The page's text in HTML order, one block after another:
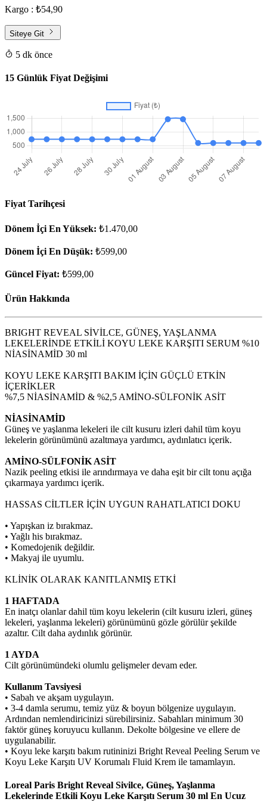
Kargo : ₺54,90
Siteye Git
5 dk önce
15 Günlük Fiyat Değişimi
Fiyat Tarihçesi
Dönem İçi En Yüksek: ₺1.470,00
Dönem İçi En Düşük: ₺599,00
Güncel Fiyat: ₺599,00
Ürün Hakkında
BRIGHT REVEAL SİVİLCE, GÜNEŞ, YAŞLANMA
LEKELERİNDE ETKİLİ KOYU LEKE KARŞITI SERUM %10
NİASİNAMİD 30 ml
KOYU LEKE KARŞITI BAKIM İÇİN GÜÇLÜ ETKİN
İÇERİKLER
%7,5 NİASİNAMİD & %2,5 AMİNO-SÜLFONİK ASİT
NİASİNAMİD
Güneş ve yaşlanma lekeleri ile cilt kusuru izleri dahil tüm koyu
lekelerin görünümünü azaltmaya yardımcı, aydınlatıcı içerik.
AMİNO-SÜLFONİK ASİT
Nazik peeling etkisi ile arındırmaya ve daha eşit bir cilt tonu açığa
çıkarmaya yardımcı içerik.
HASSAS CİLTLER İÇİN UYGUN RAHATLATICI DOKU
• Yapışkan iz bırakmaz.
• Yağlı his bırakmaz.
• Komedojenik değildir.
• Makyaj ile uyumlu.
KLİNİK OLARAK KANITLANMIŞ ETKİ
1 HAFTADA
En inatçı olanlar dahil tüm koyu lekelerin (cilt kusuru izleri, güneş
lekeleri, yaşlanma lekeleri) görünümünü gözle görülür şekilde
azaltır. Cilt daha aydınlık görünür.
1 AYDA
Cilt görünümündeki olumlu gelişmeler devam eder.
Kullanım Tavsiyesi
• Sabah ve akşam uygulayın.
• 3-4 damla serumu, temiz yüz & boyun bölgenize uygulayın.
Ardından nemlendiricinizi sürebilirsiniz. Sabahları minimum 30
faktör güneş koruyucu kullanın. Dekolte bölgesine ve ellere de
uygulanabilir.
• Koyu leke karşıtı bakım rutininizi Bright Reveal Peeling Serum ve
Koyu Leke Karşıtı UV Korumalı Fluid Krem ile tamamlayın.
Loreal Paris Bright Reveal Sivilce, Güneş, Yaşlanma
Lekelerinde Etkili Koyu Leke Karşıtı Serum 30 ml En Ucuz